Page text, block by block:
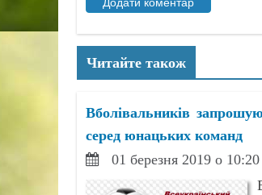
Читайте також
Вболівальників
серед юнацьких команд
01 березня 2019 о 10:20